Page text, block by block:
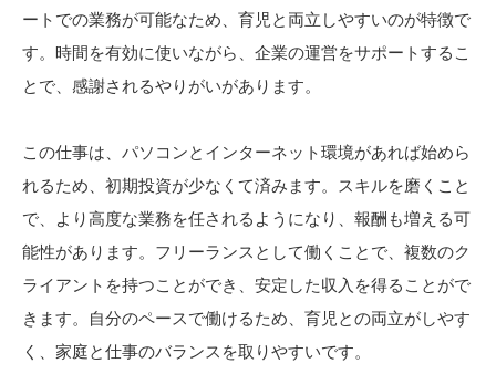
ートでの業務が可能なため、育児と両立しやすいのが特徴で
す。時間を有効に使いながら、企業の運営をサポートするこ
とで、感謝されるやりがいがあります。
この仕事は、パソコンとインターネット環境があれば始めら
れるため、初期投資が少なくて済みます。スキルを磨くこと
で、より高度な業務を任されるようになり、報酬も増える可
能性があります。フリーランスとして働くことで、複数のク
ライアントを持つことができ、安定した収入を得ることがで
きます。自分のペースで働けるため、育児との両立がしやす
く、家庭と仕事のバランスを取りやすいです。